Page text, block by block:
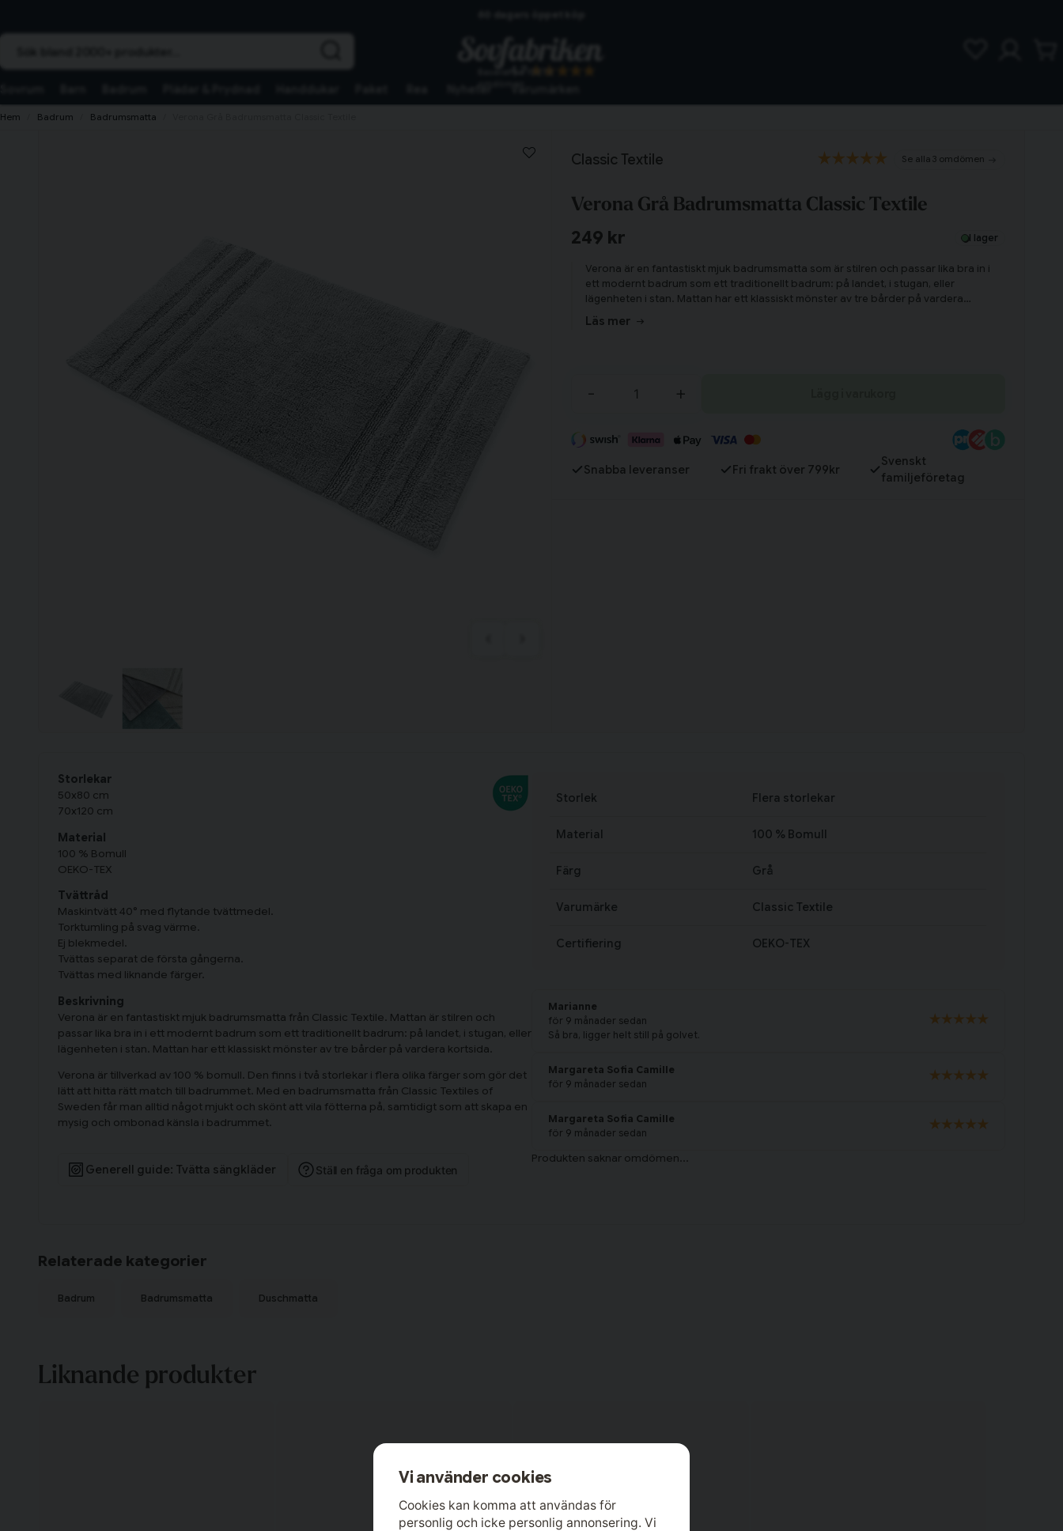
Skickas från lagret i Vinslöv
Hem Badrum Badrumsmatta
Classic Textile 3 omdömen
Verona Grå Badrumsmatta Classic Textile
249 kr I lager
Verona är en fantastiskt mjuk badrumsmatta som är stilren och passar lika bra in i
ett modernt badrum som ett traditionellt badrum: på landet, i stugan, eller
lägenheten i stan. Mattan har ett klassiskt mönster av tre bårder på vardera
kortsida.
Läs mer
- +
Snabba leveranser Fri frakt över 799kr
Svenskt
familjeföretag
Storlekar
50x80 cm
70x120 cm
Material
100 % Bomull
OEKO-TEX
Tvättråd
Maskintvätt 40° med flytande tvättmedel.
Torktumling på svag värme.
Ej blekmedel.
Tvättas separat de första gångerna.
Tvättas med liknande färger.
Beskrivning
Verona är en fantastiskt mjuk badrumsmatta från Classic Textile. Mattan är stilren och
passar lika bra in i ett modernt badrum som ett traditionellt badrum: på landet, i stugan, eller
lägenheten i stan. Mattan har ett klassiskt mönster av tre bårder på vardera kortsida.
Verona är tillverkad av 100 % bomull. Den finns i två storlekar i flera olika färger som gör det
lätt att hitta rätt match till badrummet. Med en badrumsmatta från Classic Textiles of
Sweden får man alltid något mjukt och skönt att vila fötterna på, samtidigt som att skapa en
mysig och ombonad känsla i badrummet.
Generell guide: Tvätta sängkläder Ställ en fråga om produkten
Storlek Flera storlekar
Material 100 % Bomull
Färg Grå
Varumärke Classic Textile
Certifiering OEKO-TEX
Marianne
för 9 månader sedan
Så bra, ligger helt still på golvet.
Margareta Sofia Camille
för 9 månader sedan
Margareta Sofia Camille
för 9 månader sedan
Relaterade kategorier
Badrum Badrumsmatta Duschmatta
Liknande produkter
Har du alla tillbehör?
Fortsätt handla
Vi använder cookies
Cookies kan komma att användas för
personlig och icke personlig annonsering. Vi